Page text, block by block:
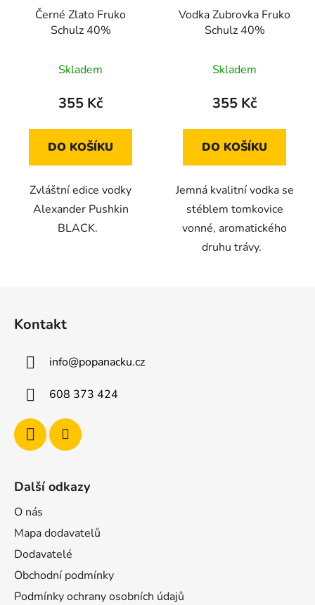
Černé Zlato Fruko
Schulz 40%
Skladem
355 Kč
DO KOŠÍKU
Zvláštní edice vodky
Alexander Pushkin
BLACK.
Vodka Zubrovka Fruko
Schulz 40%
Skladem
355 Kč
DO KOŠÍKU
Jemná kvalitní vodka se
stéblem tomkovice
vonné, aromatického
druhu trávy.
Kontakt
info@popanacku.cz
608 373 424
Další odkazy
O nás
Mapa dodavatelů
Dodavatelé
Obchodní podmínky
Podmínky ochrany osobních údajů